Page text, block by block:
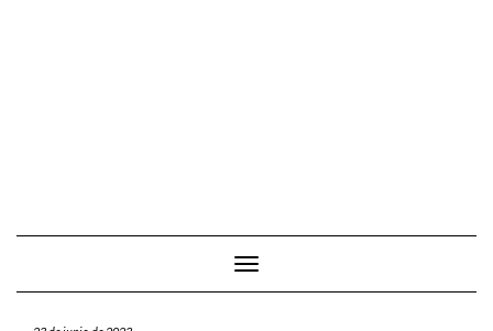
Cambiar modo de navegación